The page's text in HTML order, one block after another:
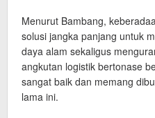
Menurut Bambang,
solusi jangka panjang untuk
daya alam sekaligus
angkutan logistik bertonase
sangat baik dan memang
lama ini.